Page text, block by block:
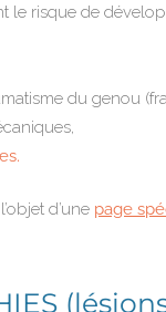
le risque de
du genou
d’une page